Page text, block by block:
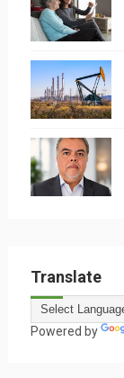
Translate
Powered by